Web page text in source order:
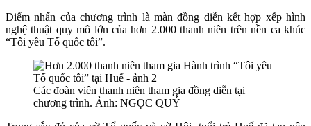
Điểm nhấn của chương trình là màn đồng diễn kết hợp xếp hình
nghệ thuật quy mô lớn của hơn 2.000 thanh niên trên nền ca khúc
“Tôi yêu Tổ quốc tôi”.
Các đoàn viên thanh niên tham gia đồng diễn tại
chương trình. Ảnh: NGỌC QUÝ